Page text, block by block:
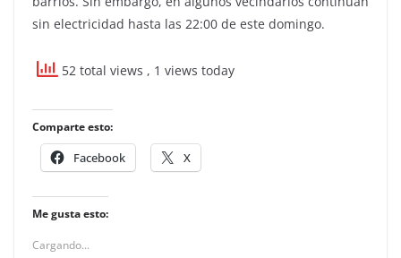
sin electricidad hasta las 22:00 de este domingo.
52 total views , 1 views today
Comparte esto:
Facebook X
Me gusta esto:
Cargando...